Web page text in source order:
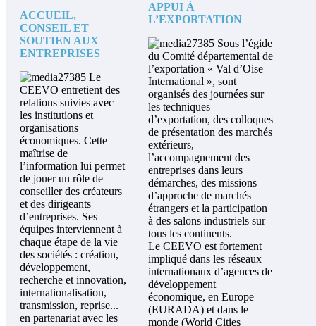
ACCUEIL,
CONSEIL ET
SOUTIEN AUX
ENTREPRISES
Le
CEEVO entretient des
relations suivies avec
les institutions et
organisations
économiques. Cette
maîtrise de
l’information lui permet
de jouer un rôle de
conseiller des créateurs
et des dirigeants
d’entreprises. Ses
équipes interviennent à
chaque étape de la vie
des sociétés : création,
développement,
recherche et innovation,
internationalisation,
transmission, reprise...
en partenariat avec les
APPUI À
L’EXPORTATION
Sous l’égide
du Comité départemental de
l’exportation « Val d’Oise
International », sont
organisés des journées sur
les techniques
d’exportation, des colloques
de présentation des marchés
extérieurs,
l’accompagnement des
entreprises dans leurs
démarches, des missions
d’approche de marchés
étrangers et la participation
à des salons industriels sur
tous les continents.
Le CEEVO est fortement
impliqué dans les réseaux
internationaux d’agences de
développement
économique, en Europe
(EURADA) et dans le
monde (World Cities